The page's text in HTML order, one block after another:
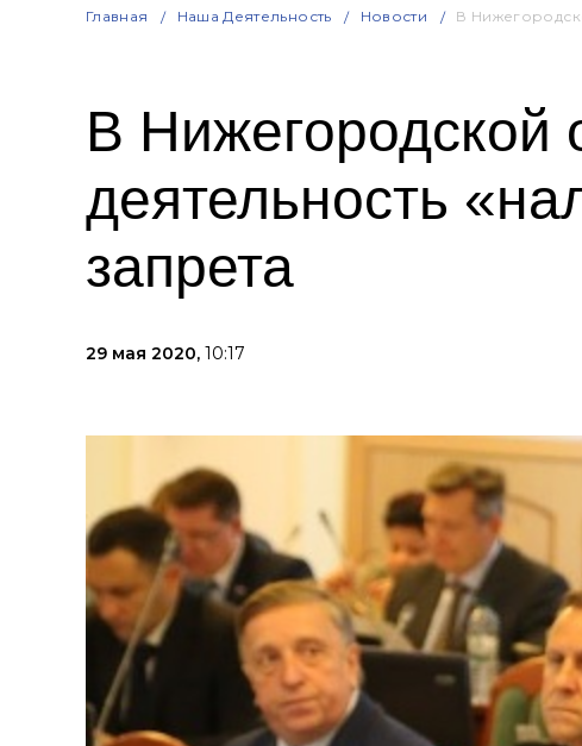
Главная Наша Деятельность Новости В
В Нижегородской
деятельность
запрета
29 мая 2020, 10:17